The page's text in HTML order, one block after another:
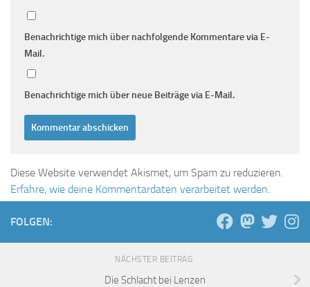
Benachrichtige mich über nachfolgende Kommentare via E-
Mail.
Benachrichtige mich über neue Beiträge via E-Mail.
Diese Website verwendet Akismet, um Spam zu reduzieren.
Erfahre, wie deine Kommentardaten verarbeitet werden.
FOLGEN:
NÄCHSTER BEITRAG
Die Schlacht bei Lenzen